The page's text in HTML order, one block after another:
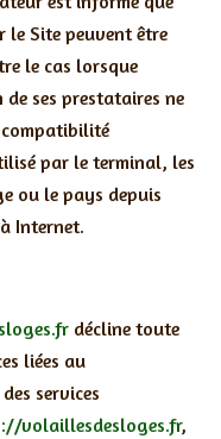
le Site peuvent être
le cas lorsque
ses prestataires ne
par le terminal, les
ou le pays depuis
Internet.
décline toute
liées au
services
volaillesdesloges.fr,